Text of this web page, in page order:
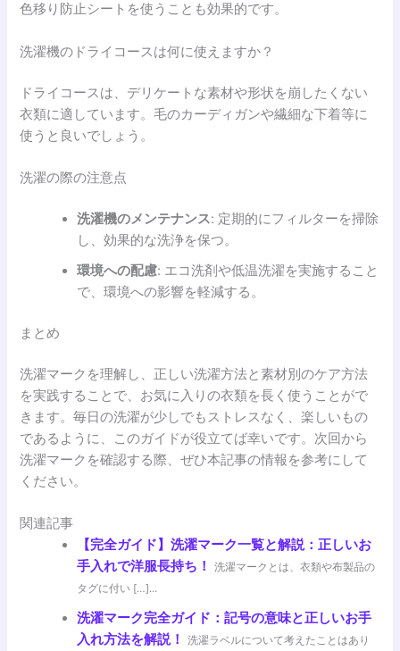
色移り防止シートを使うことも効果的です。
洗濯機のドライコースは何に使えますか？
ドライコースは、デリケートな素材や形状を崩したくない
衣類に適しています。毛のカーディガンや繊細な下着等に
使うと良いでしょう。
洗濯の際の注意点
洗濯機のメンテナンス: 定期的にフィルターを掃除
し、効果的な洗浄を保つ。
環境への配慮: エコ洗剤や低温洗濯を実施すること
で、環境への影響を軽減する。
まとめ
洗濯マークを理解し、正しい洗濯方法と素材別のケア方法
を実践することで、お気に入りの衣類を長く使うことがで
きます。毎日の洗濯が少しでもストレスなく、楽しいもの
であるように、このガイドが役立てば幸いです。次回から
洗濯マークを確認する際、ぜひ本記事の情報を参考にして
ください。
関連記事
【完全ガイド】洗濯マーク一覧と解説：正しいお
手入れで洋服長持ち！
洗濯マークとは、衣類や布製品の
タグに付い […]...
洗濯マーク完全ガイド：記号の意味と正しいお手
入れ方法を解説！
洗濯ラベルについて考えたことはあり